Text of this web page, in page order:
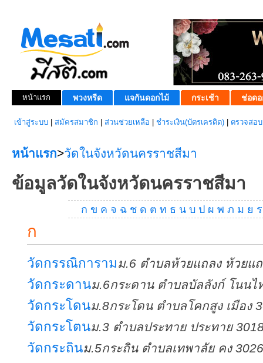
หน้าแรก พวงหรีด แจกันดอกไม้ กระเช้า ช่อดอ
เข้าสู่ระบบ สมัครสมาชิก ส่วนช่วยเหลือ ชำระเงิน(บัตรเครดิต) ตรวจสอ
หน้าแรก>วัดในจังหวัดนครราชสีมา
ข้อมูลวัดในจังหวัดนครราชสีมา
ก ข ค จ ฉ ช ด ต ท ธ น บ ป ผ พ ภ ม ย ร
ก
วัดกรรณิการามม.6 ตำบลห้วยแถลง ห้วยแ
วัดกระดานม.6กระดาน ตำบลบัลลังก์ โนนไ
วัดกระโดนม.8กระโดน ตำบลโคกสูง เมือง
วัดกระโตนม.3 ตำบลประทาย ประทาย
วัดกระถินม.5กระถิน ตำบลเทพาลัย คง